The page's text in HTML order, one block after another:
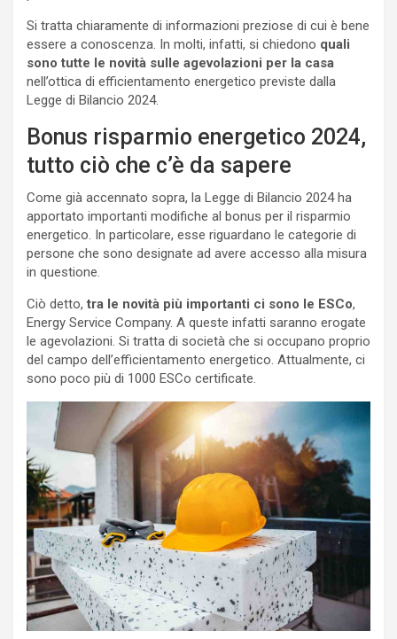
Si tratta chiaramente di informazioni preziose di cui è bene
essere a conoscenza. In molti, infatti, si chiedono quali
sono tutte le novità sulle agevolazioni per la casa
nell’ottica di efficientamento energetico previste dalla
Legge di Bilancio 2024.
Bonus risparmio energetico 2024,
tutto ciò che c’è da sapere
Come già accennato sopra, la Legge di Bilancio 2024 ha
apportato importanti modifiche al bonus per il risparmio
energetico. In particolare, esse riguardano le categorie di
persone che sono designate ad avere accesso alla misura
in questione.
Ciò detto,tra le novità più importanti ci sono le ESCo,
Energy Service Company. A queste infatti saranno erogate
le agevolazioni. Si tratta di società che si occupano proprio
del campo dell’efficientamento energetico. Attualmente, ci
sono poco più di 1000 ESCo certificate.